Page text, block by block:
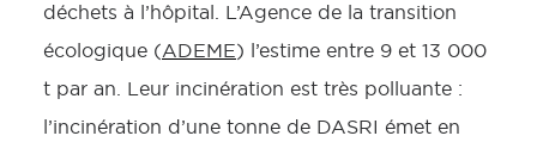
déchets à l’hôpital. L’Agence de la transition
écologique (ADEME) l’estime entre 9 et 13 000
t par an. Leur incinération est très polluante :
l’incinération d’une tonne de DASRI émet en